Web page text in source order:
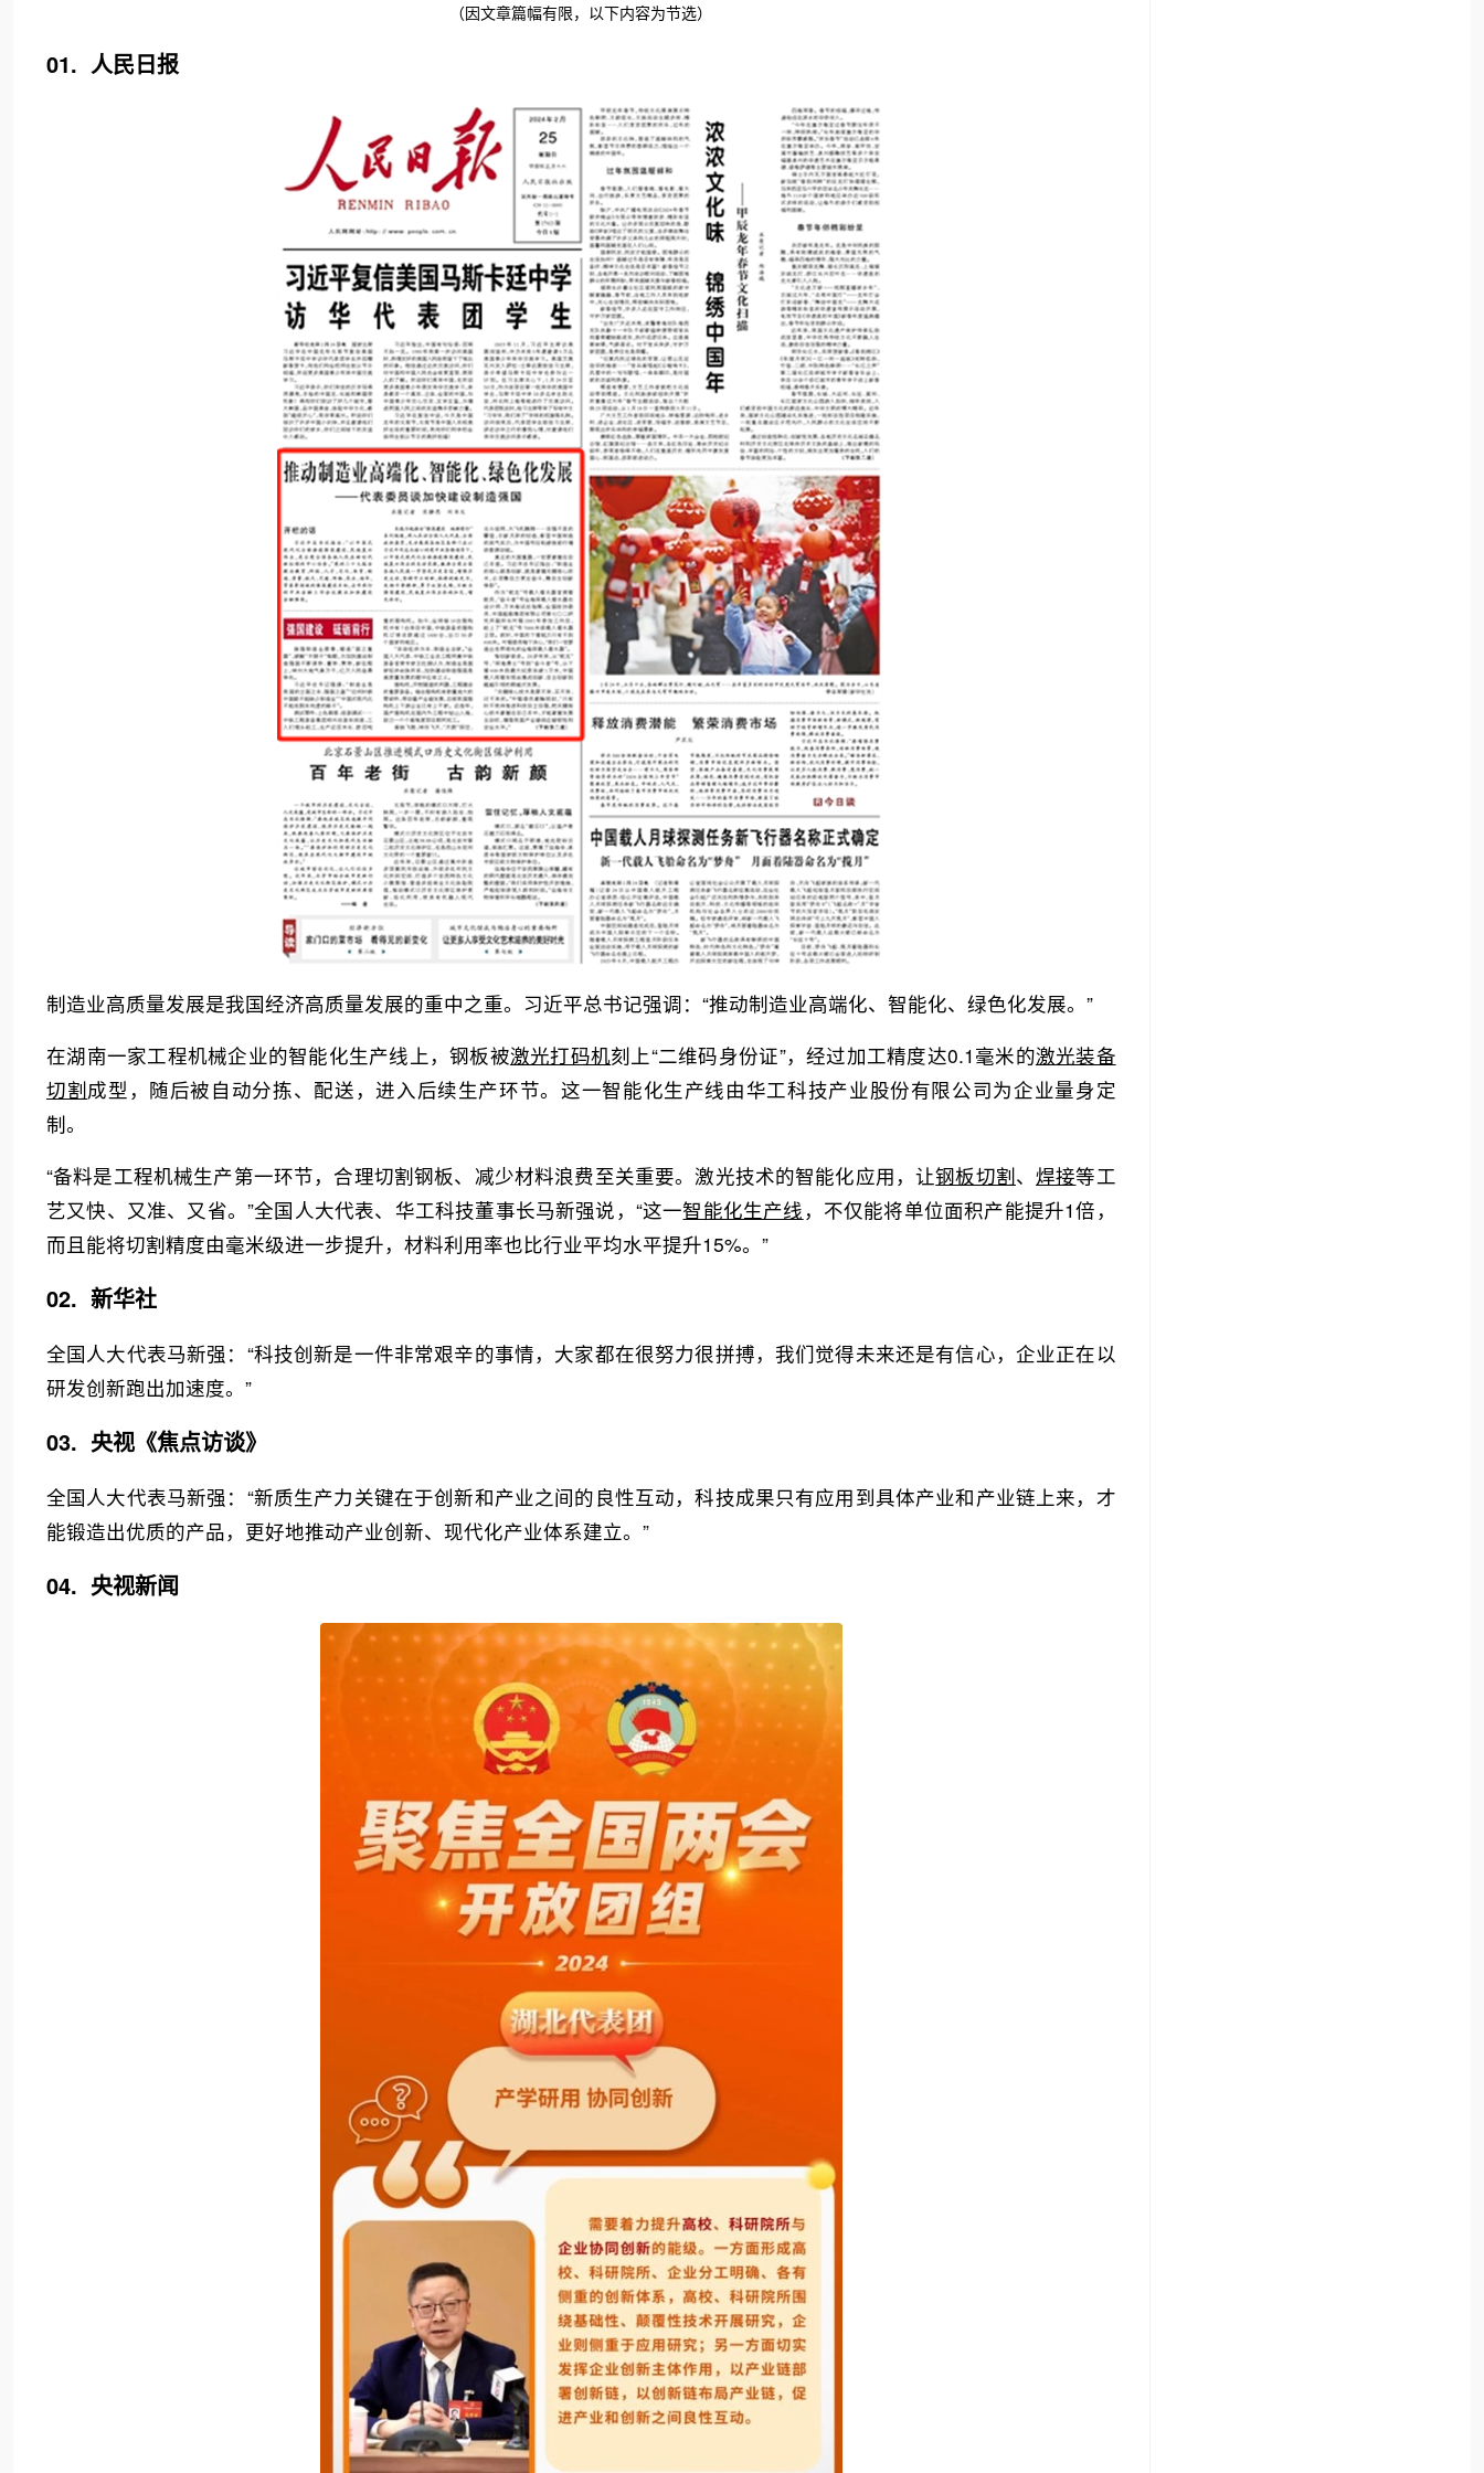
（因文章篇幅有限，以下内容为节选）
01. 人民日报
制造业高质量发展是我国经济高质量发展的重中之重。习近平总书记强调：“推动制造业高端化、智能化、绿色化发展。”
在湖南一家工程机械企业的智能化生产线上，钢板被激光打码机刻上“二维码身份证”，经过加工精度达0.1毫米的激光装备
切割成型，随后被自动分拣、配送，进入后续生产环节。这一智能化生产线由华工科技产业股份有限公司为企业量身定
制。
“备料是工程机械生产第一环节，合理切割钢板、减少材料浪费至关重要。激光技术的智能化应用，让钢板切割、焊接等工
艺又快、又准、又省。”全国人大代表、华工科技董事长马新强说，“这一智能化生产线 ，不仅能将单位面积产能提升1倍，
而且能将切割精度由毫米级进一步提升，材料利用率也比行业平均水平提升15%。”
02. 新华社
全国人大代表马新强：“科技创新是一件非常艰辛的事情，大家都在很努力很拼搏，我们觉得未来还是有信心，企业正在以
研发创新跑出加速度。”
03. 央视《焦点访谈》
全国人大代表马新强：“新质生产力关键在于创新和产业之间的良性互动，科技成果只有应用到具体产业和产业链上来，才
能锻造出优质的产品，更好地推动产业创新、现代化产业体系建立。”
04. 央视新闻